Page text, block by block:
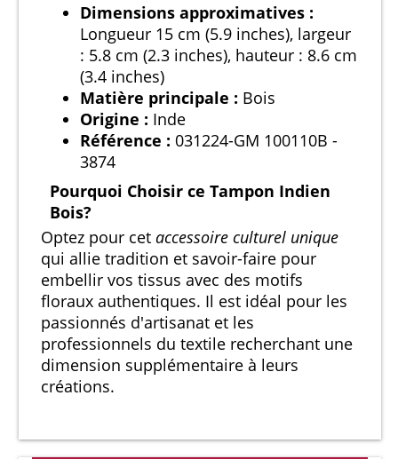
Dimensions approximatives :
Longueur 15 cm (5.9 inches), largeur
: 5.8 cm (2.3 inches), hauteur : 8.6 cm
(3.4 inches)
Matière principale : Bois
Origine : Inde
Référence : 031224-GM 100110B -
3874
Pourquoi Choisir ce Tampon Indien
Bois?
Optez pour cet accessoire culturel unique
qui allie tradition et savoir-faire pour
embellir vos tissus avec des motifs
floraux authentiques. Il est idéal pour les
passionnés d'artisanat et les
professionnels du textile recherchant une
dimension supplémentaire à leurs
créations.